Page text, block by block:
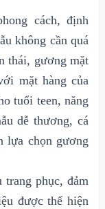
cách, định
không cần quá
thái, gương mặt
mặt hàng của
tuổi teen, năng
dễ thương, cá
lựa chọn gương
phục, đảm
được thể hiện